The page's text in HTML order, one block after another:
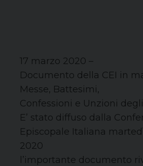
17 marzo 2020 –
Documento della CEI in
Messe, Battesimi,
Confessioni e Unzioni
E’ stato diffuso dalla
Episcopale Italiana
2020
l’importante documento